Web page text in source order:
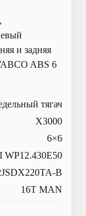
и задняя
ABS 6
тягач
X3000
6×6
B
16T MAN